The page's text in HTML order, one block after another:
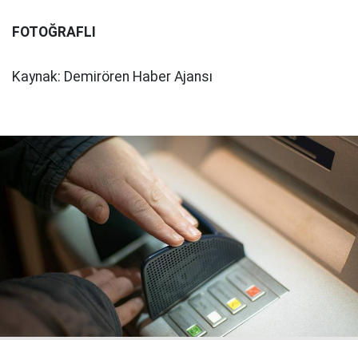
FOTOĞRAFLI
Kaynak: Demirören Haber Ajansı